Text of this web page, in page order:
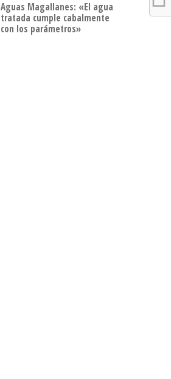
Aguas Magallanes: «El agua
tratada cumple cabalmente
con los parámetros»